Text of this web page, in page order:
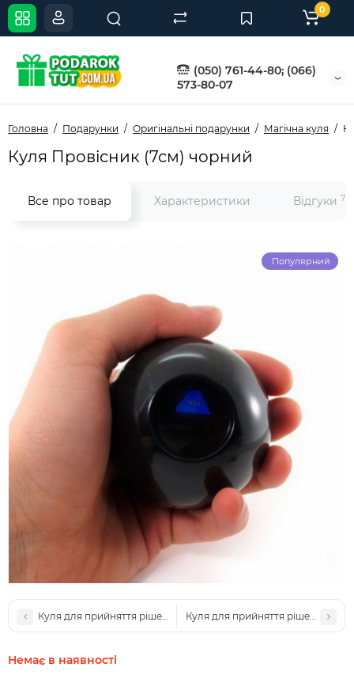
(050) 761-44-80; (066)
573-80-07
0
Головна Подарунки Оригінальні подарунки Магічна куля
Куля Провісник (7см) чорний
Все про товар Характеристики Відгуки 7
Популярний
Куля для прийняття рішень 10см. чорний (куля провісник )
Куля для прийняття рішень
Немає в наявності